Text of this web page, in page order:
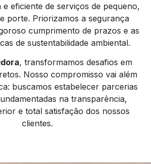
eficiente de serviços de pequeno,
porte. Priorizamos a segurança
cumprimento de prazos e as
de sustentabilidade ambiental.
, transformamos desafios em
Nosso compromisso vai além
buscamos estabelecer parcerias
na transparência,
e total satisfação dos nossos
clientes.